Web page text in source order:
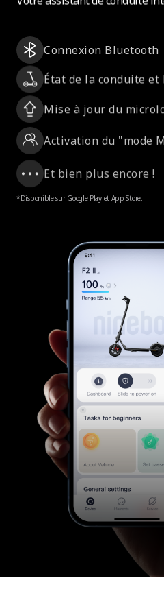
Connexion Bluetooth
État de la conduite
Mise à jour du
*Disponible sur Google Play et App Store.